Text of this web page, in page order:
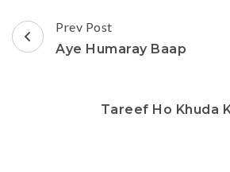
Post
Navigation
Prev Post
Aye Humaray Baap
Tareef Ho Khuda